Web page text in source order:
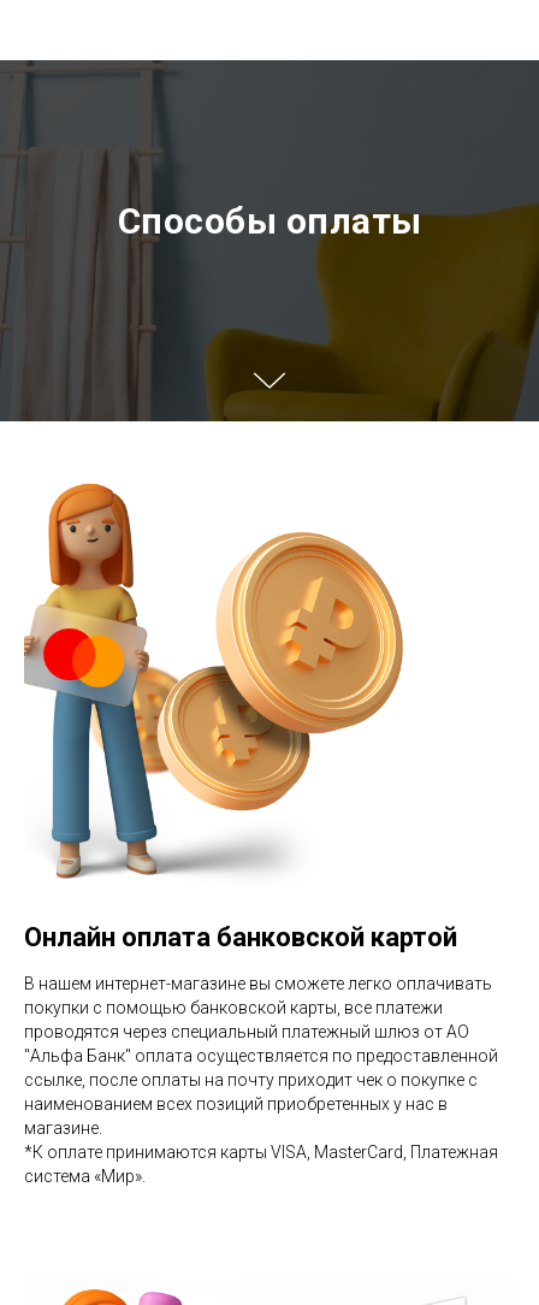
Способы оплаты
Онлайн оплата банковской картой
В нашем интернет-магазине вы сможете легко оплачивать
покупки с помощью банковской карты, все платежи
проводятся через специальный платежный шлюз от АО
"Альфа Банк" оплата осуществляется по предоставленной
ссылке, после оплаты на почту приходит чек о покупке с
наименованием всех позиций приобретенных у нас в
магазине.
*К оплате принимаются карты VISA, MasterCard, Платежная
система «Мир».